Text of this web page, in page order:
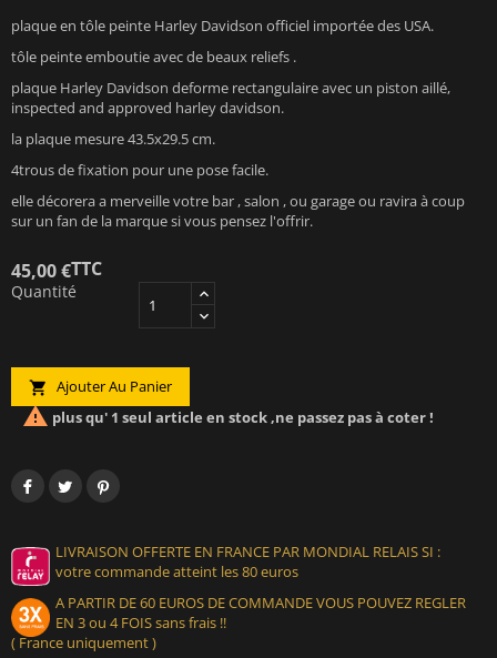
plaque en tôle peinte Harley Davidson officiel importée des USA.
tôle peinte emboutie avec de beaux reliefs .
plaque Harley Davidson deforme rectangulaire avec un piston aillé,
inspected and approved harley davidson.
la plaque mesure 43.5x29.5 cm.
4trous de fixation pour une pose facile.
elle décorera a merveille votre bar , salon , ou garage ou ravira à coup
sur un fan de la marque si vous pensez l'offrir.
45,00 €TTC
Quantité
 Ajouter Au Panier
 plus qu' 1 seul article en stock ,ne passez pas à coter !
LIVRAISON OFFERTE EN FRANCE PAR MONDIAL RELAIS SI :
votre commande atteint les 80 euros
A PARTIR DE 60 EUROS DE COMMANDE VOUS POUVEZ REGLER
EN 3 ou 4 FOIS sans frais !!
( France uniquement )